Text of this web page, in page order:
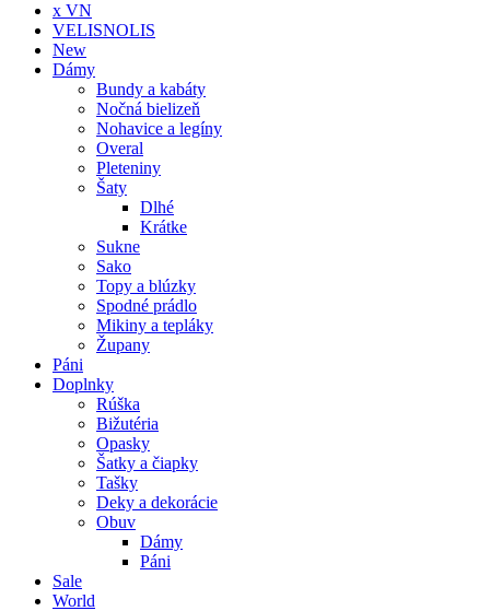
x VN
VELISNOLIS
New
Dámy
Bundy a kabáty
Nočná bielizeň
Nohavice a legíny
Overal
Pleteniny
Šaty
Dlhé
Krátke
Sukne
Sako
Topy a blúzky
Spodné prádlo
Mikiny a tepláky
Župany
Páni
Doplnky
Rúška
Bižutéria
Opasky
Šatky a čiapky
Tašky
Deky a dekorácie
Obuv
Dámy
Páni
Sale
World